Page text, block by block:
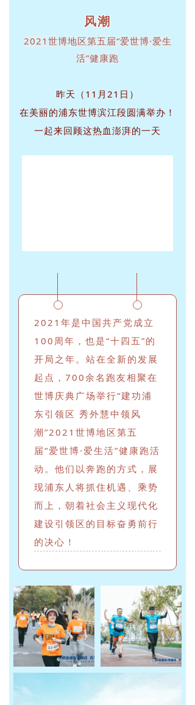
风潮
2021世博地区第五届“爱世博·爱生
活”健康跑
昨天（11月21日 ）
在美丽的浦东世博滨江段圆满举办！
一起来回顾这热血澎湃的一天
2021年是中国共产党成立
100周年，也是“十四五”的
开局之年。站在全新的发展
起点，700余名跑友相聚在
世博庆典广场举行“建功浦
东引领区 秀外慧中领风
潮”2021世博地区第五
届“爱世博·爱生活”健康跑活
动。他们以奔跑的方式，展
现浦东人将抓住机遇、乘势
而上，朝着社会主义现代化
建设引领区的目标奋勇前行
的决心！